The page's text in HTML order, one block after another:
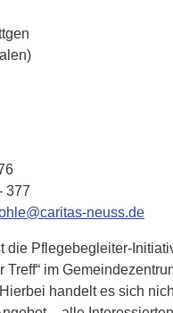
377
neuss.de
die Pflegebegleiter-
Treff“ im
handelt es sich